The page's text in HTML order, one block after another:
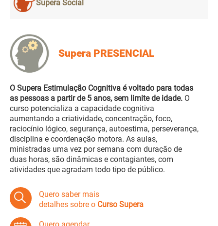
Supera Social
Supera PRESENCIAL
O Supera Estimulação Cognitiva é voltado para todas
as pessoas a partir de 5 anos, sem limite de idade. O
curso potencializa a capacidade cognitiva
aumentando a criatividade, concentração, foco,
raciocínio lógico, segurança, autoestima, perseverança,
disciplina e coordenação motora. As aulas,
ministradas uma vez por semana com duração de
duas horas, são dinâmicas e contagiantes, com
atividades que agradam todo tipo de público.
Quero saber mais
detalhes sobre o Curso Supera